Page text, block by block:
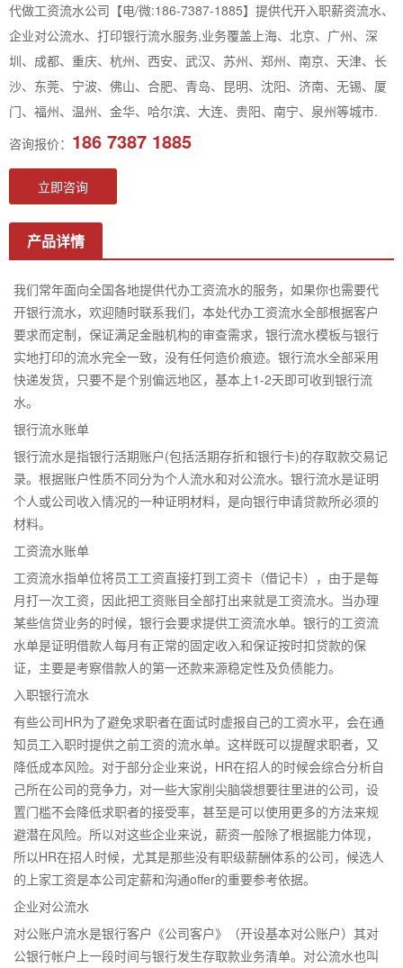
代做工资流水公司【电/微:186-7387-1885】提供代开入职薪资流水、
企业对公流水、打印银行流水服务,业务覆盖上海、北京、广州、深
圳、成都、重庆、杭州、西安、武汉、苏州、郑州、南京、天津、长
沙、东莞、宁波、佛山、合肥、青岛、昆明、沈阳、济南、无锡、厦
门、福州、温州、金华、哈尔滨、大连、贵阳、南宁、泉州等城市.
咨询报价： 186 7387 1885
立即咨询
产品详情
我们常年面向全国各地提供代办工资流水的服务，如果你也需要代
开银行流水，欢迎随时联系我们，本处代办工资流水全部根据客户
要求而定制，保证满足金融机构的审查需求，银行流水模板与银行
实地打印的流水完全一致，没有任何造价痕迹。银行流水全部采用
快递发货，只要不是个别偏远地区，基本上1-2天即可收到银行流
水。
银行流水账单
银行流水是指银行活期账户(包括活期存折和银行卡)的存取款交易记
录。根据账户性质不同分为个人流水和对公流水。银行流水是证明
个人或公司收入情况的一种证明材料，是向银行申请贷款所必须的
材料。
工资流水账单
工资流水指单位将员工工资直接打到工资卡（借记卡），由于是每
月打一次工资，因此把工资账目全部打出来就是工资流水。当办理
某些信贷业务的时候，银行会要求提供工资流水单。银行的工资流
水单是证明借款人每月有正常的固定收入和保证按时扣贷款的保
证，主要是考察借款人的第一还款来源稳定性及负债能力。
入职银行流水
有些公司HR为了避免求职者在面试时虚报自己的工资水平，会在通
知员工入职时提供之前工资的流水单。这样既可以提醒求职者，又
降低成本风险。对于部分企业来说，HR在招人的时候会综合分析自
己所在公司的竞争力，对一些大家削尖脑袋想要往里进的公司，设
置门槛不会降低求职者的接受率，甚至是可以使用更多的方法来规
避潜在风险。所以对这些企业来说，薪资一般除了根据能力体现，
所以HR在招人时候，尤其是那些没有职级薪酬体系的公司，候选人
的上家工资是本公司定薪和沟通offer的重要参考依据。
企业对公流水
对公账户流水是银行客户《公司客户》（开设基本对公账户）其对
公银行帐户上一段时间与银行发生存取款业务清单。对公流水也叫